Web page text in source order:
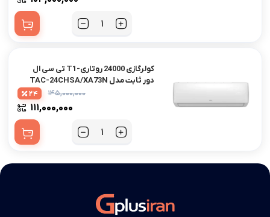
کولرگازی 24000 روتاری-T1 تی سی ال
دور ثابت مدل TAC-24CHSA/XA73N
۱۴۵,۰۰۰,۰۰۰
۱۱۱,۰۰۰,۰۰۰
24